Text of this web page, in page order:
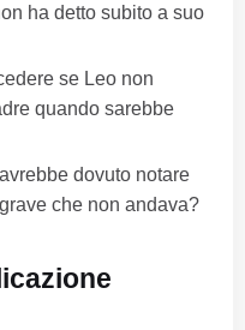
ha detto subito a suo
se Leo non
quando sarebbe
dovuto notare
che non andava?